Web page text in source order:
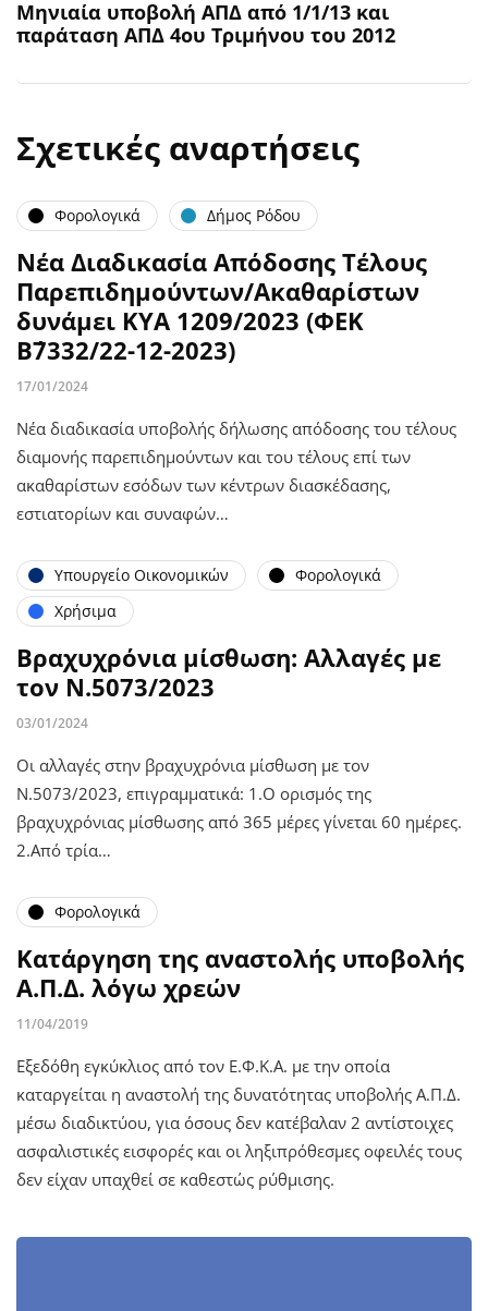
Μηνιαία υποβολή ΑΠΔ από 1/1/13 και
παράταση ΑΠΔ 4ου Τριμήνου του 2012
Σχετικές αναρτήσεις
Φορολογικά Δήμος Ρόδου
Νέα Διαδικασία Απόδοσης Τέλους
Παρεπιδημούντων/Ακαθαρίστων
δυνάμει ΚΥΑ 1209/2023 (ΦΕΚ
Β΄7332/22-12-2023)
17/01/2024
Νέα διαδικασία υποβολής δήλωσης απόδοσης του τέλους
διαμονής παρεπιδημούντων και του τέλους επί των
ακαθαρίστων εσόδων των κέντρων διασκέδασης,
εστιατορίων και συναφών…
Υπουργείο Οικονομικών
Φορολογικά
Χρήσιμα
Βραχυχρόνια μίσθωση: Αλλαγές με
τον Ν.5073/2023
03/01/2024
Οι αλλαγές στην βραχυχρόνια μίσθωση με τον
Ν.5073/2023, επιγραμματικά: 1.Ο ορισμός της
βραχυχρόνιας μίσθωσης από 365 μέρες γίνεται 60 ημέρες.
2.Από τρία…
Φορολογικά
Κατάργηση της αναστολής υποβολής
Α.Π.Δ. λόγω χρεών
11/04/2019
Εξεδόθη εγκύκλιος από τον Ε.Φ.Κ.Α. με την οποία
καταργείται η αναστολή της δυνατότητας υποβολής Α.Π.Δ.
μέσω διαδικτύου, για όσους δεν κατέβαλαν 2 αντίστοιχες
ασφαλιστικές εισφορές και οι ληξιπρόθεσμες οφειλές τους
δεν είχαν υπαχθεί σε καθεστώς ρύθμισης.